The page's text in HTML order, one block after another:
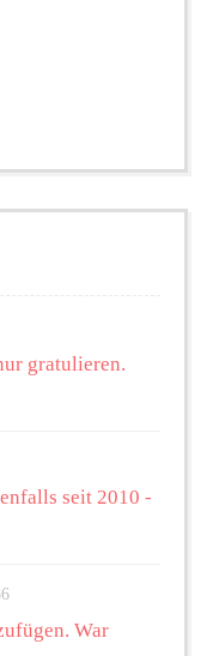
gratulieren.
seit 2010 -
War